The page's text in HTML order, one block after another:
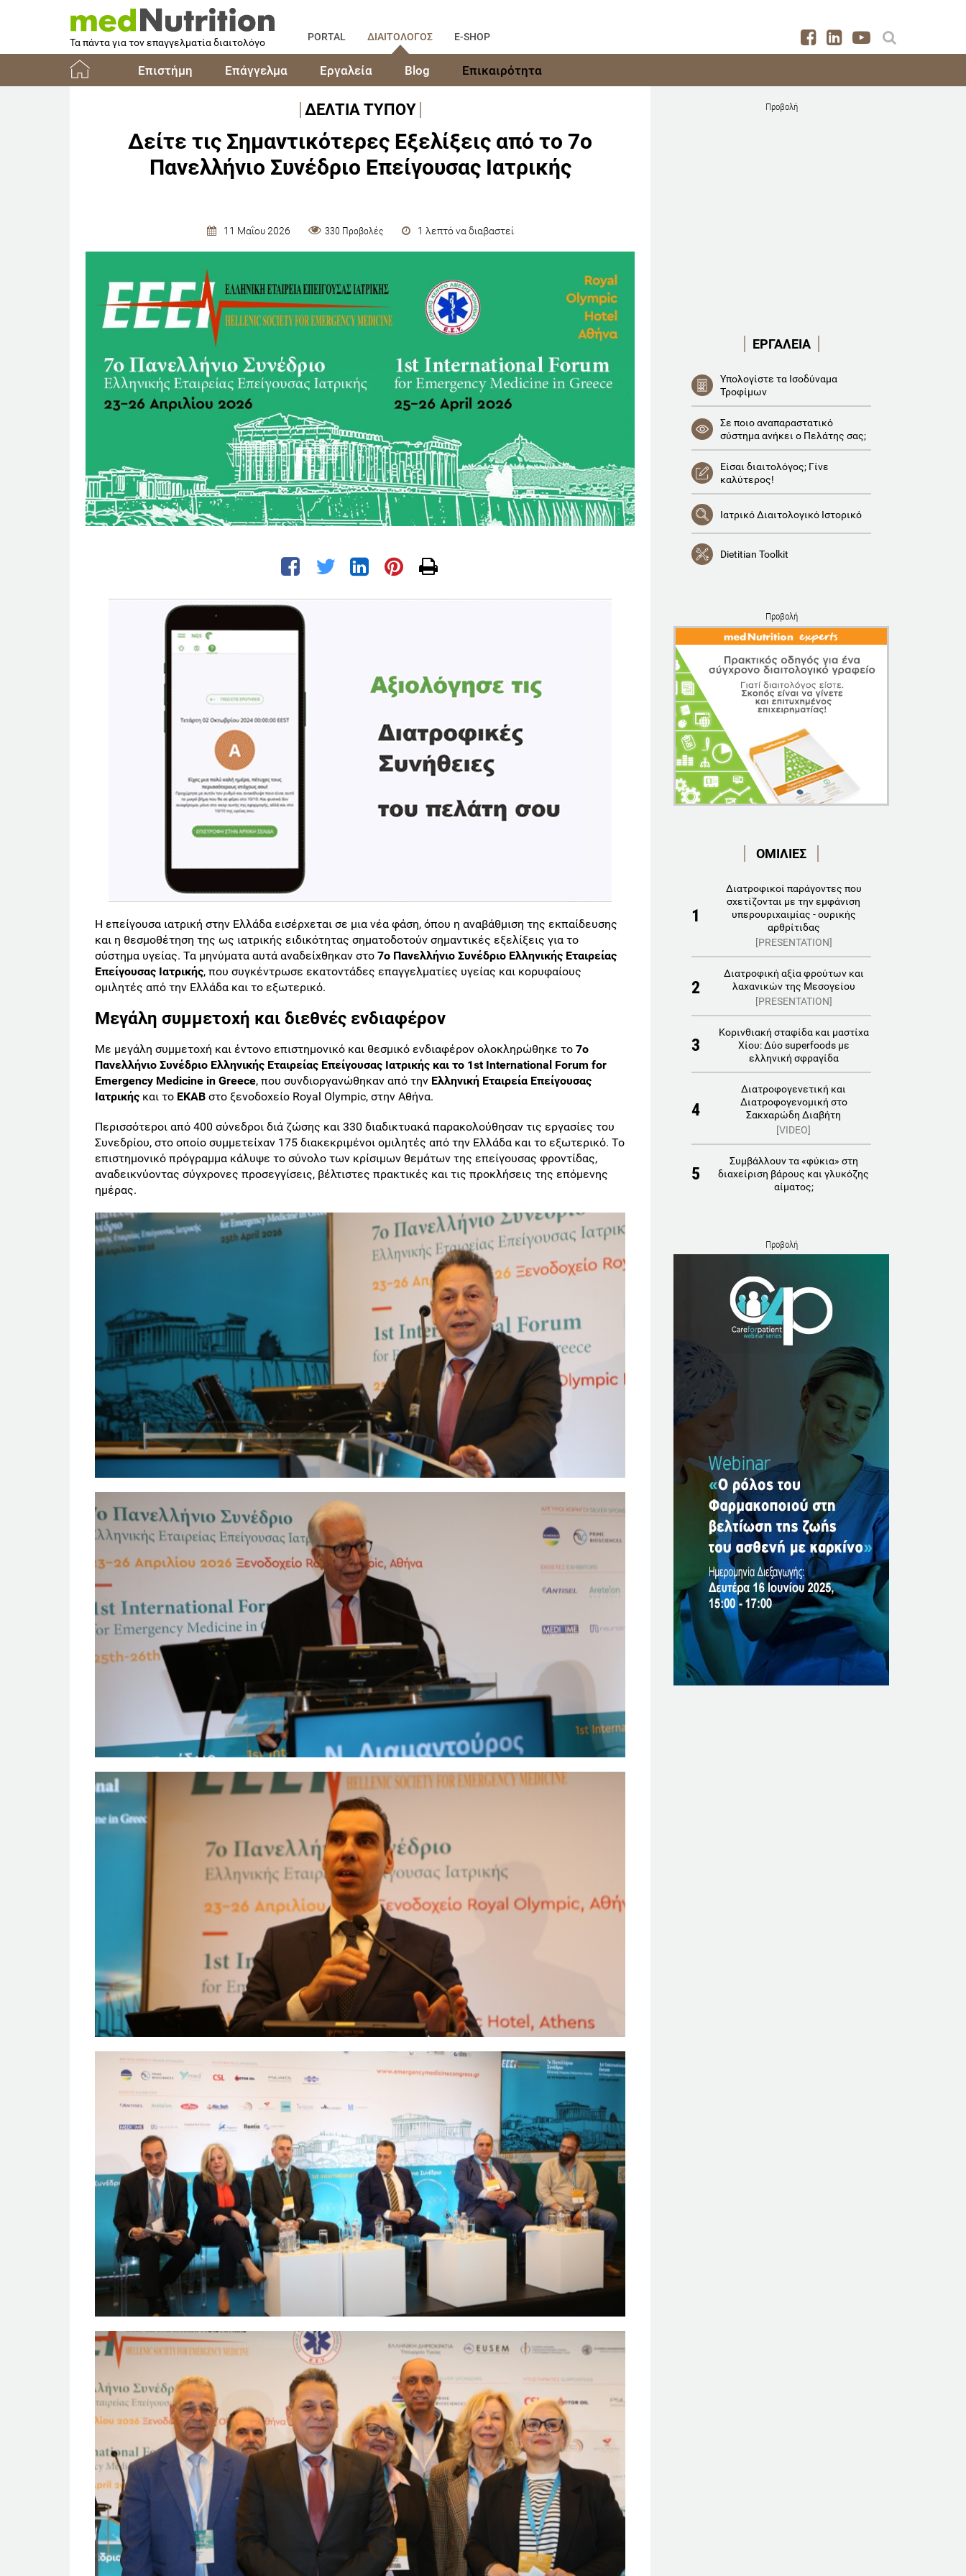
Τα πάντα για τον επαγγελματία διαιτολόγο PORTAL ΔΙΑΙΤΟΛΟΓΟΣ E-SHOP
Επιστήμη Επάγγελμα Εργαλεία Blog Επικαιρότητα
ΔΕΛΤΙΑ ΤΥΠΟΥ
Δείτε τις Σημαντικότερες Εξελίξεις από το 7ο
Πανελλήνιο Συνέδριο Επείγουσας Ιατρικής
11 Μαΐου 2026 330 Προβολές 1 λεπτό να διαβαστεί
Η επείγουσα ιατρική στην Ελλάδα εισέρχεται σε μια νέα φάση, όπου η αναβάθμιση της εκπαίδευσης
και η θεσμοθέτηση της ως ιατρικής ειδικότητας σηματοδοτούν σημαντικές εξελίξεις για το
σύστημα υγείας. Τα μηνύματα αυτά αναδείχθηκαν στο 7ο Πανελλήνιο Συνέδριο Ελληνικής Εταιρείας
Επείγουσας Ιατρικής, που συγκέντρωσε εκατοντάδες επαγγελματίες υγείας και κορυφαίους
ομιλητές από την Ελλάδα και το εξωτερικό.
Μεγάλη συμμετοχή και διεθνές ενδιαφέρον
Με μεγάλη συμμετοχή και έντονο επιστημονικό και θεσμικό ενδιαφέρον ολοκληρώθηκε το 7ο
Πανελλήνιο Συνέδριο Ελληνικής Εταιρείας Επείγουσας Ιατρικής και το 1st International Forum for
Emergency Medicine in Greece, που συνδιοργανώθηκαν από την Ελληνική Εταιρεία Επείγουσας
Ιατρικής και το ΕΚΑΒ στο ξενοδοχείο Royal Olympic, στην Αθήνα.
Περισσότεροι από 400 σύνεδροι διά ζώσης και 330 διαδικτυακά παρακολούθησαν τις εργασίες του
Συνεδρίου, στο οποίο συμμετείχαν 175 διακεκριμένοι ομιλητές από την Ελλάδα και το εξωτερικό. Το
επιστημονικό πρόγραμμα κάλυψε το σύνολο των κρίσιμων θεμάτων της επείγουσας φροντίδας,
αναδεικνύοντας σύγχρονες προσεγγίσεις, βέλτιστες πρακτικές και τις προκλήσεις της επόμενης
ημέρας.
Προβολή
ΕΡΓΑΛΕΙΑ
Υπολογίστε τα Ισοδύναμα
Τροφίμων
Σε ποιο αναπαραστατικό
σύστημα ανήκει ο Πελάτης σας;
Είσαι διαιτολόγος; Γίνε
καλύτερος!
Ιατρικό Διαιτολογικό Ιστορικό
Dietitian Toolkit
ΟΜΙΛΙΕΣ
1
Διατροφικοί παράγοντες που
σχετίζονται με την εμφάνιση
υπερουριχαιμίας - ουρικής
αρθρίτιδας
[PRESENTATION]
2
Διατροφική αξία φρούτων και
λαχανικών της Μεσογείου
[PRESENTATION]
3
Κορινθιακή σταφίδα και μαστίχα
Χίου: Δύο superfoods με
ελληνική σφραγίδα
4
Διατροφογενετική και
Διατροφογενομική στο
Σακχαρώδη Διαβήτη
[VIDEO]
5
Συμβάλλουν τα «φύκια» στη
διαχείριση βάρους και γλυκόζης
αίματος;
Προβολή
Προβολή